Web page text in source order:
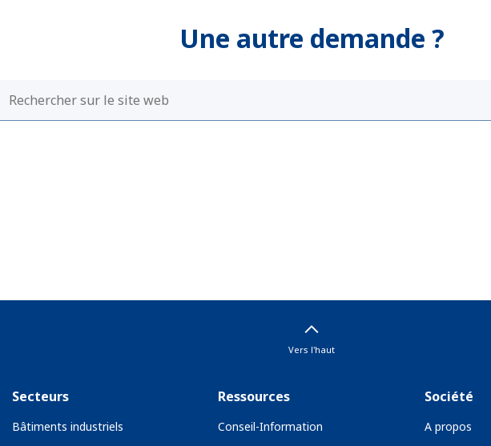
Une autre demande ?
Vers l'haut
Secteurs
Bâtiments industriels
Ressources
Conseil-Information
Société
A propos